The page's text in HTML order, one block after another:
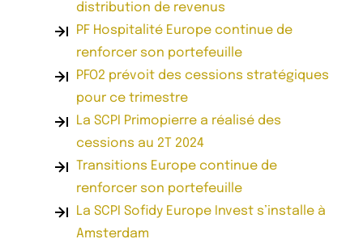
distribution de revenus
PF Hospitalité Europe continue de
renforcer son portefeuille
PFO2 prévoit des cessions stratégiques
pour ce trimestre
La SCPI Primopierre a réalisé des
cessions au 2T 2024
Transitions Europe continue de
renforcer son portefeuille
La SCPI Sofidy Europe Invest s’installe à
Amsterdam